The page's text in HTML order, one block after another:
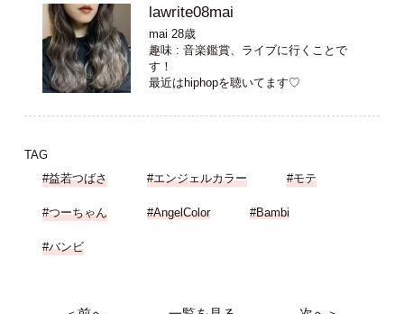
lawrite08mai
mai 28歳
趣味 : 音楽鑑賞、ライブに行くことで
す！
最近はhiphopを聴いてます♡
TAG
#益若つばさ
#エンジェルカラー #モテ
#つーちゃん #AngelColor #Bambi
#バンビ